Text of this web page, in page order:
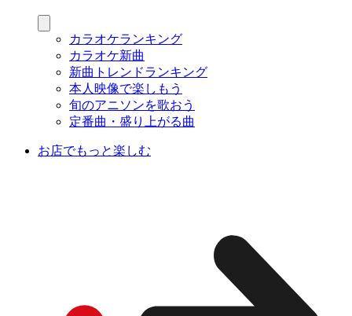
カラオケランキング
カラオケ新曲
新曲トレンドランキング
本人映像で楽しもう
旬のアニソンを歌おう
定番曲・盛り上がる曲
お店でもっと楽しむ